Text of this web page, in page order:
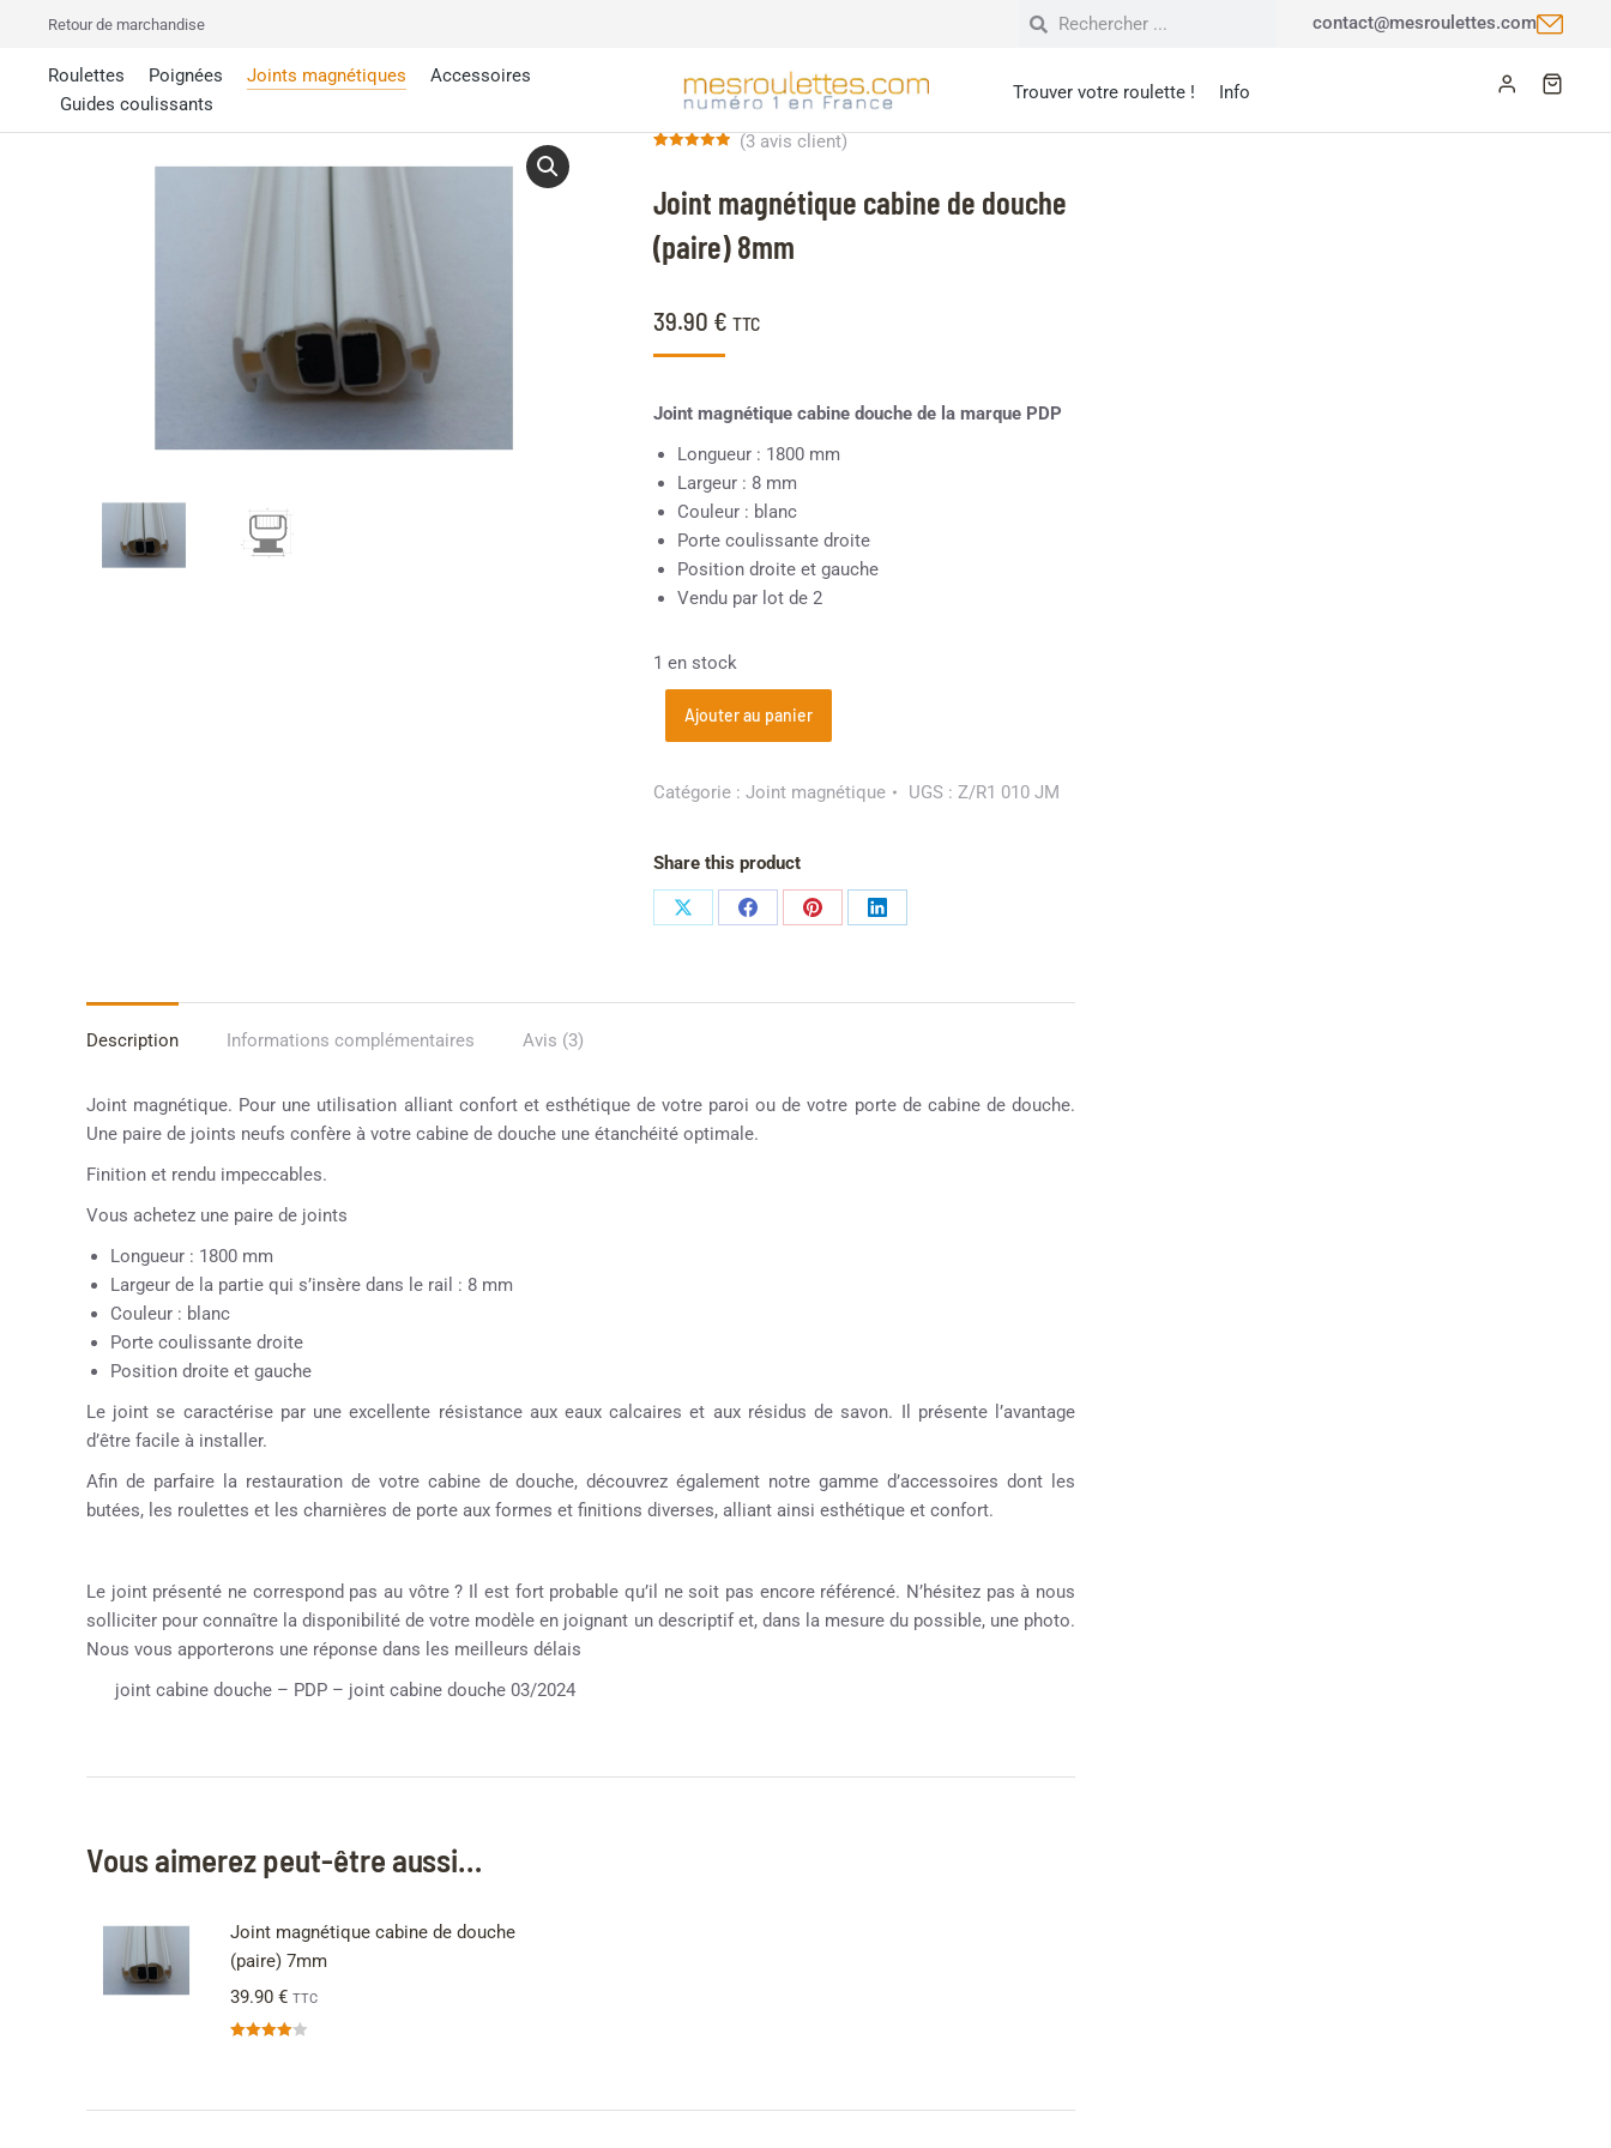
Retour de marchandise contact@mesroulettes.com
Roulettes Poignées Joints magnétiques
Accessoires
Guides coulissants
Trouver votre roulette ! Info
Joint magnétique cabine de douche
(paire) 8mm
39.90 € TTC
sur
notations
(3 avis client)
Joint magnétique cabine douche de la marque PDP
Longueur : 1800 mm
Largeur : 8 mm
Couleur : blanc
Porte coulissante droite
Position droite et gauche
Vendu par lot de 2
1 en stock
Ajouter au panier
Catégorie : Joint magnétique UGS : Z/R1 010 JM
Share this product
Description Informations complémentaires Avis (3)
Joint magnétique. Pour une utilisation alliant confort et esthétique de votre paroi ou de votre porte de cabine de douche.
Une paire de joints neufs confère à votre cabine de douche une étanchéité optimale.
Finition et rendu impeccables.
Vous achetez une paire de joints
Longueur : 1800 mm
Largeur de la partie qui s’insère dans le rail : 8 mm
Couleur : blanc
Porte coulissante droite
Position droite et gauche
Le joint se caractérise par une excellente résistance aux eaux calcaires et aux résidus de savon. Il présente l’avantage
d’être facile à installer.
Afin de parfaire la restauration de votre cabine de douche, découvrez également notre gamme d’accessoires dont les
butées, les roulettes et les charnières de porte aux formes et finitions diverses, alliant ainsi esthétique et confort.
Le joint présenté ne correspond pas au vôtre ? Il est fort probable qu’il ne soit pas encore référencé. N’hésitez pas à nous
solliciter pour connaître la disponibilité de votre modèle en joignant un descriptif et, dans la mesure du possible, une photo.
Nous vous apporterons une réponse dans les meilleurs délais
joint cabine douche – PDP – joint cabine douche 03/2024
Vous aimerez peut-être aussi…
Joint magnétique cabine de douche
(paire) 7mm
39.90 € TTC